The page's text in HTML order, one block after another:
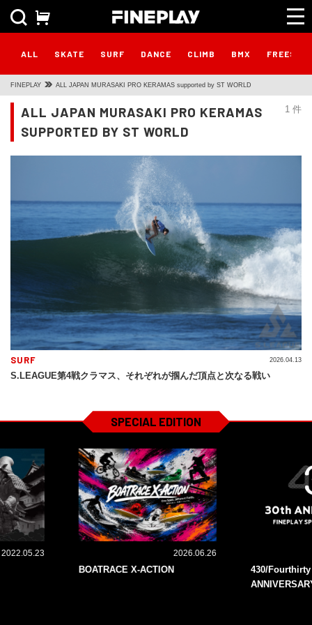
ALL SKATE SURF DANCE CLIMB BMX
FINEPLAY ALL JAPAN MURASAKI PRO KERAMAS supported by ST WORLD
1 件
ALL JAPAN MURASAKI PRO KERAMAS
SUPPORTED BY ST WORLD
SURF
S.LEAGUE第4戦クラマス、それぞれが掴んだ頂点と次なる戦い
2026.04.13
SPECIAL EDITION
2022.05.23 2026.06.26
BOATRACE X-ACTION
430/